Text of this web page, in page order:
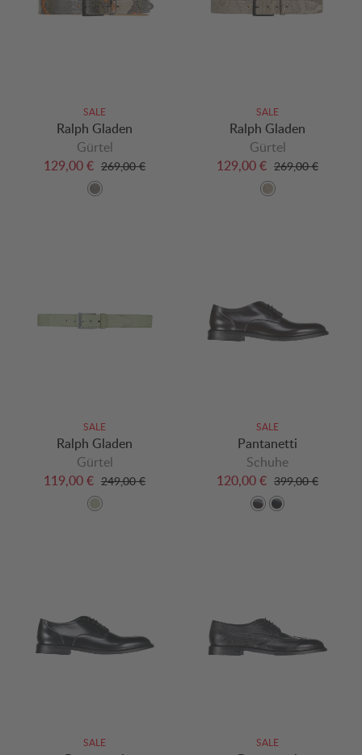
SALE
Ralph Gladen
Gürtel
129,00 € 269,00 €
SALE
Ralph Gladen
Gürtel
129,00 € 269,00 €
SALE
Ralph Gladen
Gürtel
119,00 € 249,00 €
SALE
Pantanetti
Schuhe
120,00 € 399,00 €
SALE SALE